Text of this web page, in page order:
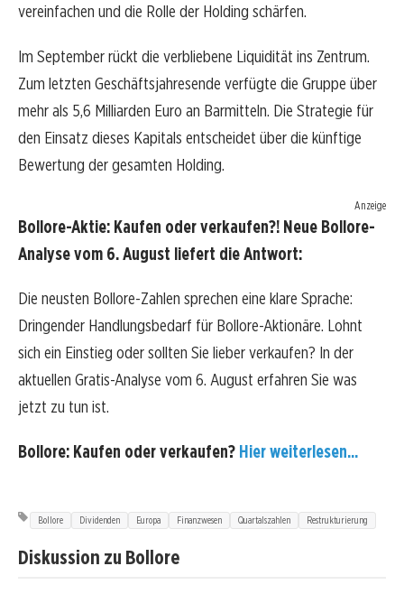
vereinfachen und die Rolle der Holding schärfen.
Im September rückt die verbliebene Liquidität ins Zentrum.
Zum letzten Geschäftsjahresende verfügte die Gruppe über
mehr als 5,6 Milliarden Euro an Barmitteln. Die Strategie für
den Einsatz dieses Kapitals entscheidet über die künftige
Bewertung der gesamten Holding.
Anzeige
Bollore-Aktie: Kaufen oder verkaufen?! Neue Bollore-
Analyse vom 6. August liefert die Antwort:
Die neusten Bollore-Zahlen sprechen eine klare Sprache:
Dringender Handlungsbedarf für Bollore-Aktionäre. Lohnt
sich ein Einstieg oder sollten Sie lieber verkaufen? In der
aktuellen Gratis-Analyse vom 6. August erfahren Sie was
jetzt zu tun ist.
Bollore: Kaufen oder verkaufen? Hier weiterlesen...
Bollore Dividenden Europa Finanzwesen Quartalszahlen Restrukturierung
Diskussion zu Bollore